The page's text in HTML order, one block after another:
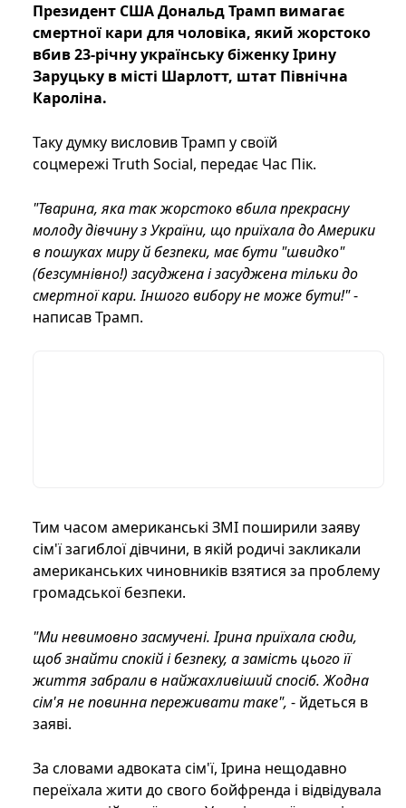
Президент США Дональд Трамп вимагає
смертної кари для чоловіка, який жорстоко
вбив 23-річну українську біженку Ірину
Заруцьку в місті Шарлотт, штат Північна
Кароліна.
Таку думку висловив Трамп у своїй
соцмережі Truth Social, передає Час Пік.
"Тварина, яка так жорстоко вбила прекрасну
молоду дівчину з України, що приїхала до Америки
в пошуках миру й безпеки, має бути "швидко"
(безсумнівно!) засуджена і засуджена тільки до
смертної кари. Іншого вибору не може бути!"-
написав Трамп.
Тим часом американські ЗМІ поширили заяву
сім'ї загиблої дівчини, в якій родичі закликали
американських чиновників взятися за проблему
громадської безпеки.
"Ми невимовно засмучені. Ірина приїхала сюди,
щоб знайти спокій і безпеку, а замість цього її
життя забрали в найжахливіший спосіб. Жодна
сім'я не повинна переживати таке", - йдеться в
заяві.
За словами адвоката сім'ї, Ірина нещодавно
переїхала жити до свого бойфренда і відвідувала